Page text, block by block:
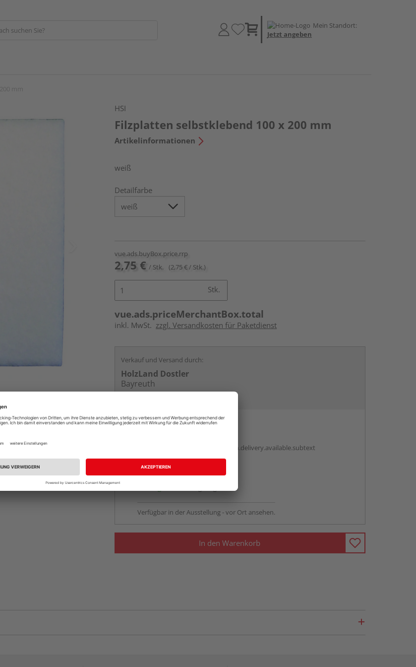
Mein Standort:
Jetzt angeben
HSI
Filzplatten selbstklebend 100 x 200 mm
Artikelinformationen
weiß
Detailfarbe
vue.ads.buyBox.price.rrp
2,75 € / Stk. (2,75 € / Stk.)
Stk.
vue.ads.priceMerchantBox.total
inkl. MwSt. zzgl. Versandkosten für Paketdienst
Verkauf und Versand durch:
HolzLand Dostler
Bayreuth
Online bestellen
vue.ads.priceMerchantBox.option.delivery.available.subtext
Beim Händler abholen
Verfügbar in der Ausstellung - vor Ort ansehen.
In den Warenkorb